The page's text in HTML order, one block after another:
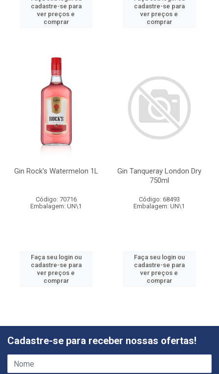
cadastre-se para
ver preços e
comprar
cadastre-se para
ver preços e
comprar
Gin Rock's Watermelon 1L
Código: 70716
Embalagem: UN\1
Faça seu login ou
cadastre-se para
ver preços e
comprar
Gin Tanqueray London Dry
750ml
Código: 68493
Embalagem: UN\1
Faça seu login ou
cadastre-se para
ver preços e
comprar
Cadastre-se para receber nossas ofertas!